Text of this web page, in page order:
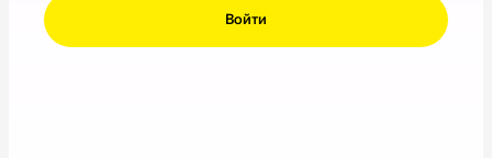
Войти